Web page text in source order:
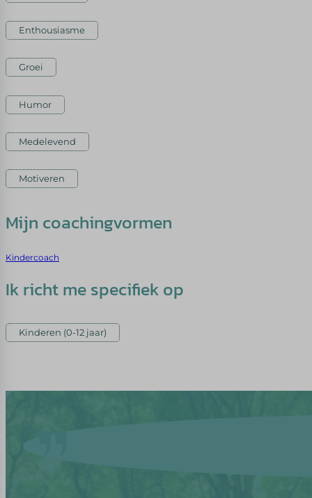
Enthousiasme
Groei
Humor
Medelevend
Motiveren
Mijn coachingvormen
Kindercoach
Ik richt me specifiek op
Kinderen (0-12 jaar)